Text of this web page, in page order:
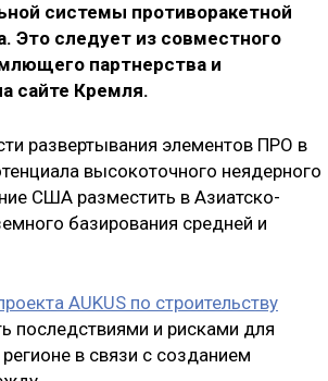
системы противоракетной
Это следует из совместного
партнерства и
сайте Кремля.
развертывания элементов ПРО в
высокоточного неядерного
США разместить в Азиатско-
базирования средней и
AUKUS по строительству
последствиями и рисками для
в связи с созданием